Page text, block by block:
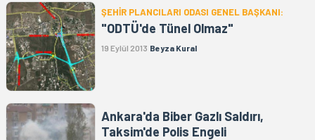
ŞEHİR PLANCILARI ODASI GENEL BAŞKANI:
"ODTÜ'de Tünel Olmaz"
19 Eylül 2013 Beyza Kural
Ankara'da Biber Gazlı Saldırı,
Taksim'de Polis Engeli